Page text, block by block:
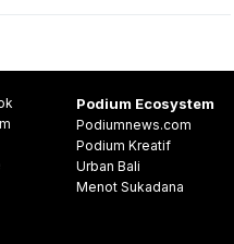
Podium Ecosystem
Podiumnews.com
Podium Kreatif
Urban Bali
Menot Sukadana